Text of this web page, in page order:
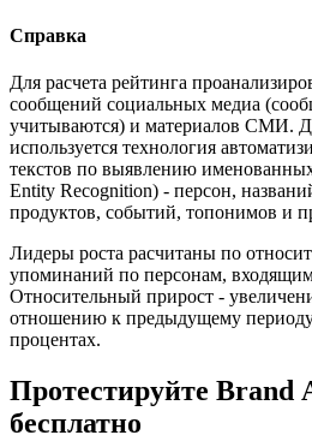
Справка
Для расчета рейтинга
сообщений социальных медиа
учитываются) и материалов СМИ.
используется технология
текстов по выявлению
Entity Recognition) - персон,
продуктов, событий, топонимов и
Лидеры роста расчитаны по
упоминаний по персонам,
Относительный прирост -
отношению к предыдущему
процентах.
Протестируйте Brand
бесплатно